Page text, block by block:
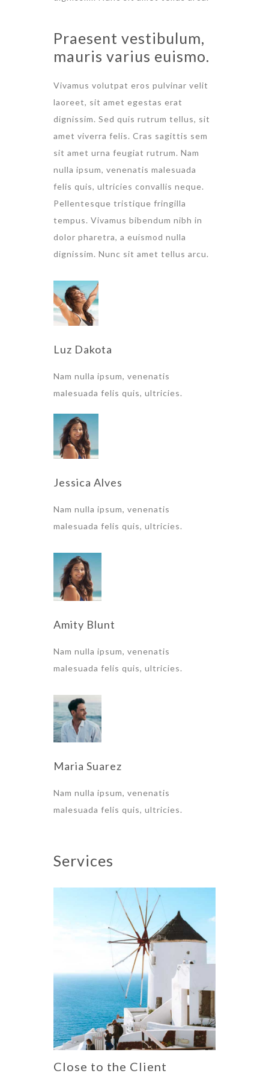
Praesent vestibulum,
mauris varius euismo.
Vivamus volutpat eros pulvinar velit
laoreet, sit amet egestas erat
dignissim. Sed quis rutrum tellus, sit
amet viverra felis. Cras sagittis sem
sit amet urna feugiat rutrum. Nam
nulla ipsum, venenatis malesuada
felis quis, ultricies convallis neque.
Pellentesque tristique fringilla
tempus. Vivamus bibendum nibh in
dolor pharetra, a euismod nulla
dignissim. Nunc sit amet tellus arcu.
Luz Dakota
Nam nulla ipsum, venenatis
malesuada felis quis, ultricies.
Jessica Alves
Nam nulla ipsum, venenatis
malesuada felis quis, ultricies.
Amity Blunt
Nam nulla ipsum, venenatis
malesuada felis quis, ultricies.
Maria Suarez
Nam nulla ipsum, venenatis
malesuada felis quis, ultricies.
Services
Close to the Client